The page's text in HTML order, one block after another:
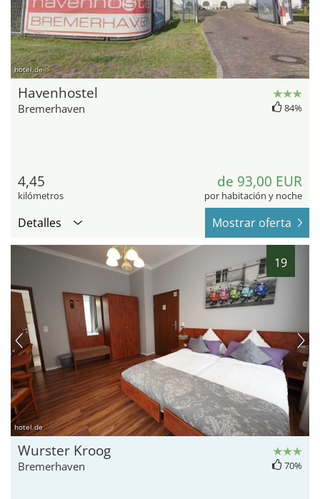
hotel.de
Havenhostel
Bremerhaven 84%
4,45
kilómetros
de 93,00 EUR
por habitación y noche
Detalles Mostrar oferta
19
hotel.de
Wurster Kroog
Bremerhaven 70%